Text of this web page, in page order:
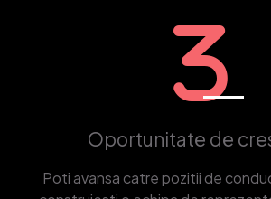
Oportunitate de
Poti avansa catre pozitii de